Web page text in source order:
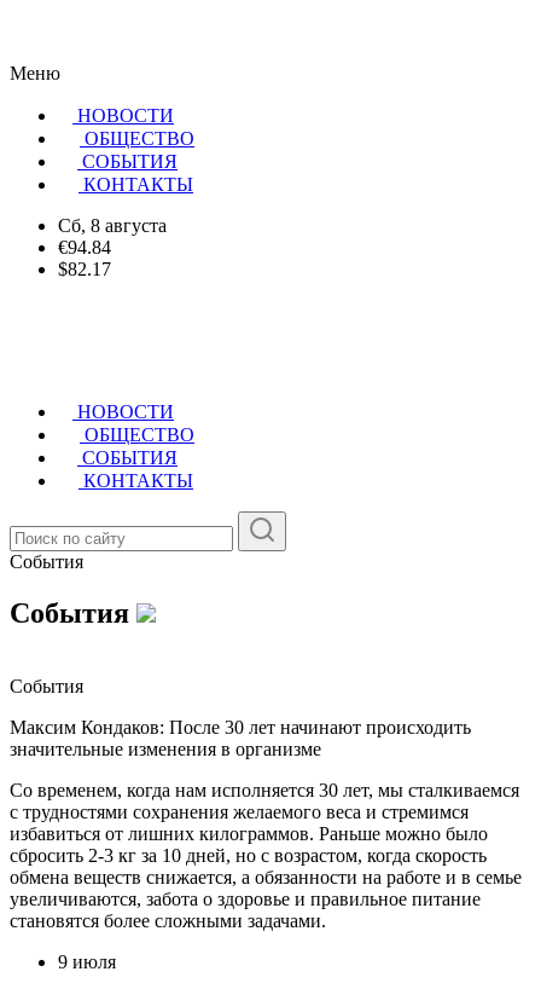
Меню
НОВОСТИ
ОБЩЕСТВО
CОБЫТИЯ
КОНТАКТЫ
Сб, 8 августа
€94.84
$82.17
НОВОСТИ
ОБЩЕСТВО
СОБЫТИЯ
КОНТАКТЫ
События
События
События
Максим Кондаков: После 30 лет начинают происходить
значительные изменения в организме
Со временем, когда нам исполняется 30 лет, мы сталкиваемся
с трудностями сохранения желаемого веса и стремимся
избавиться от лишних килограммов. Раньше можно было
сбросить 2-3 кг за 10 дней, но с возрастом, когда скорость
обмена веществ снижается, а обязанности на работе и в семье
увеличиваются, забота о здоровье и правильное питание
становятся более сложными задачами.
9 июля